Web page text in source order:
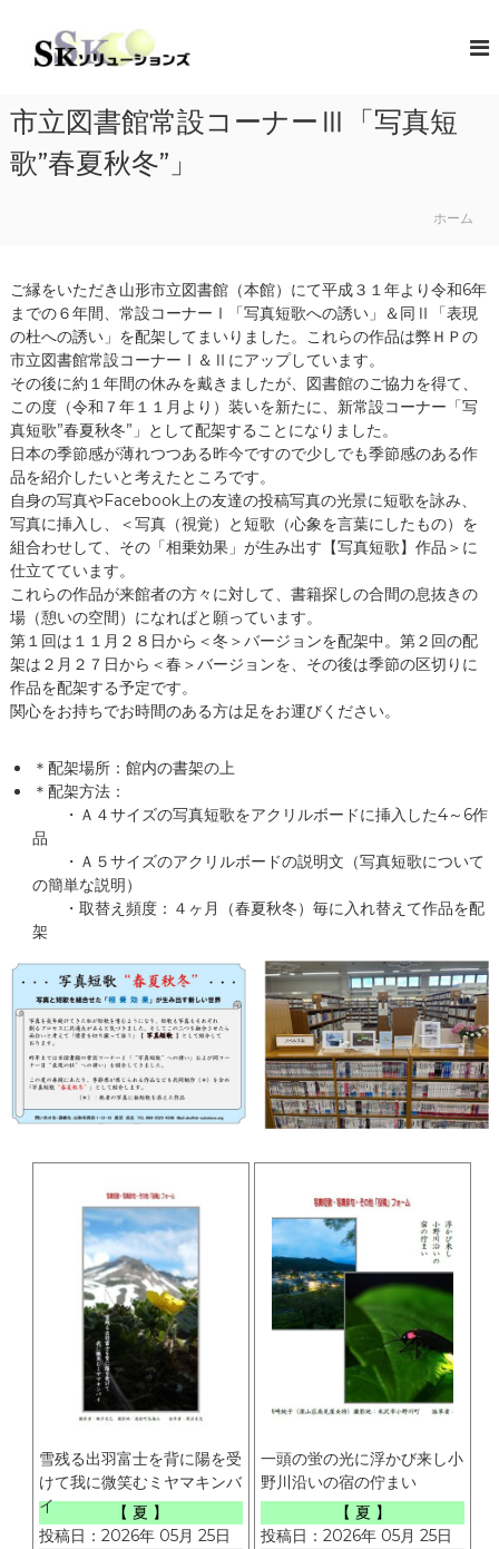
ス
キ
リ
の
コ
リ
ー
シ
ョ
ン
・
コ
ラ
ボ
レ
ー
タ
ー
を
め
ざ
し
て
市立図書館常設コーナーⅢ「写真短
歌”春夏秋冬”」
ホーム
ご縁をいただき山形市立図書館（本館）にて平成３１年より令和6年
までの６年間、常設コーナーⅠ「写真短歌への誘い」＆同Ⅱ「表現
の杜への誘い」を配架してまいりました。これらの作品は弊ＨＰの
市立図書館常設コーナーⅠ＆Ⅱにアップしています。
その後に約１年間の休みを戴きましたが、図書館のご協力を得て、
この度（令和７年１１月より）装いを新たに、新常設コーナー「写
真短歌”春夏秋冬”」として配架することになりました。
日本の季節感が薄れつつある昨今ですので少しでも季節感のある作
品を紹介したいと考えたところです。
自身の写真やFacebook上の友達の投稿写真の光景に短歌を詠み、
写真に挿入し、＜写真（視覚）と短歌（心象を言葉にしたもの）を
組合わせして、その「相乗効果」が生み出す【写真短歌】作品＞に
仕立てています。
これらの作品が来館者の方々に対して、書籍探しの合間の息抜きの
場（憩いの空間）になればと願っています。
第１回は１１月２８日から＜冬＞バージョンを配架中。第２回の配
架は２月２７日から＜春＞バージョンを、その後は季節の区切りに
作品を配架する予定です。
関心をお持ちでお時間のある方は足をお運びください。
＊配架場所：館内の書架の上
＊配架方法：
・Ａ４サイズの写真短歌をアクリルボードに挿入した4～6作
品
・Ａ５サイズのアクリルボードの説明文（写真短歌について
の簡単な説明）
・取替え頻度：４ヶ月（春夏秋冬）毎に入れ替えて作品を配
架
雪残る出羽富士を背に陽を受
けて我に微笑むミヤマキンバ
イ
【 夏 】
投稿日：2026年 05月 25日
一頭の蛍の光に浮かび来し小
野川沿いの宿の佇まい
【 夏 】
投稿日：2026年 05月 25日